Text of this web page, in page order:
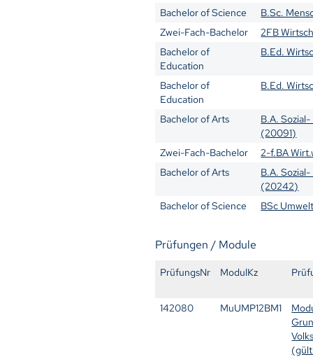
Bachelor of Science
B.Sc.
Zwei-Fach-Bachelor
2FB
Bachelor of
Education
B.Ed.
Bachelor of
Education
B.Ed.
Bachelor of Arts
B.A.
(20091)
Zwei-Fach-Bachelor
2-f.BA
Bachelor of Arts
B.A.
(20242)
Bachelor of Science
BSc
Prüfungen / Module
PrüfungsNr ModulKz
142080 MuUMP12BM1